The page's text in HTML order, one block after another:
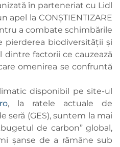
în parteneriat cu Lidl
apel la CONȘTIENTIZARE
a combate schimbările
pierderea biodiversității și
dintre factorii ce cauzează
omenirea se confruntă
disponibil pe site-ul
, la ratele actuale de
seră (GES), suntem la mai
de carbon” global,
șanse de a rămâne sub